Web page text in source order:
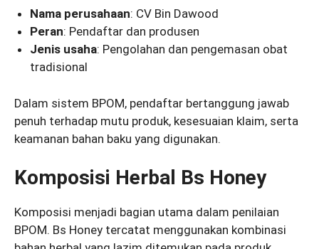
Nama perusahaan: CV Bin Dawood
Peran: Pendaftar dan produsen
Jenis usaha: Pengolahan dan pengemasan obat
tradisional
Dalam sistem BPOM, pendaftar bertanggung jawab
penuh terhadap mutu produk, kesesuaian klaim, serta
keamanan bahan baku yang digunakan.
Komposisi Herbal Bs Honey
Komposisi menjadi bagian utama dalam penilaian
BPOM. Bs Honey tercatat menggunakan kombinasi